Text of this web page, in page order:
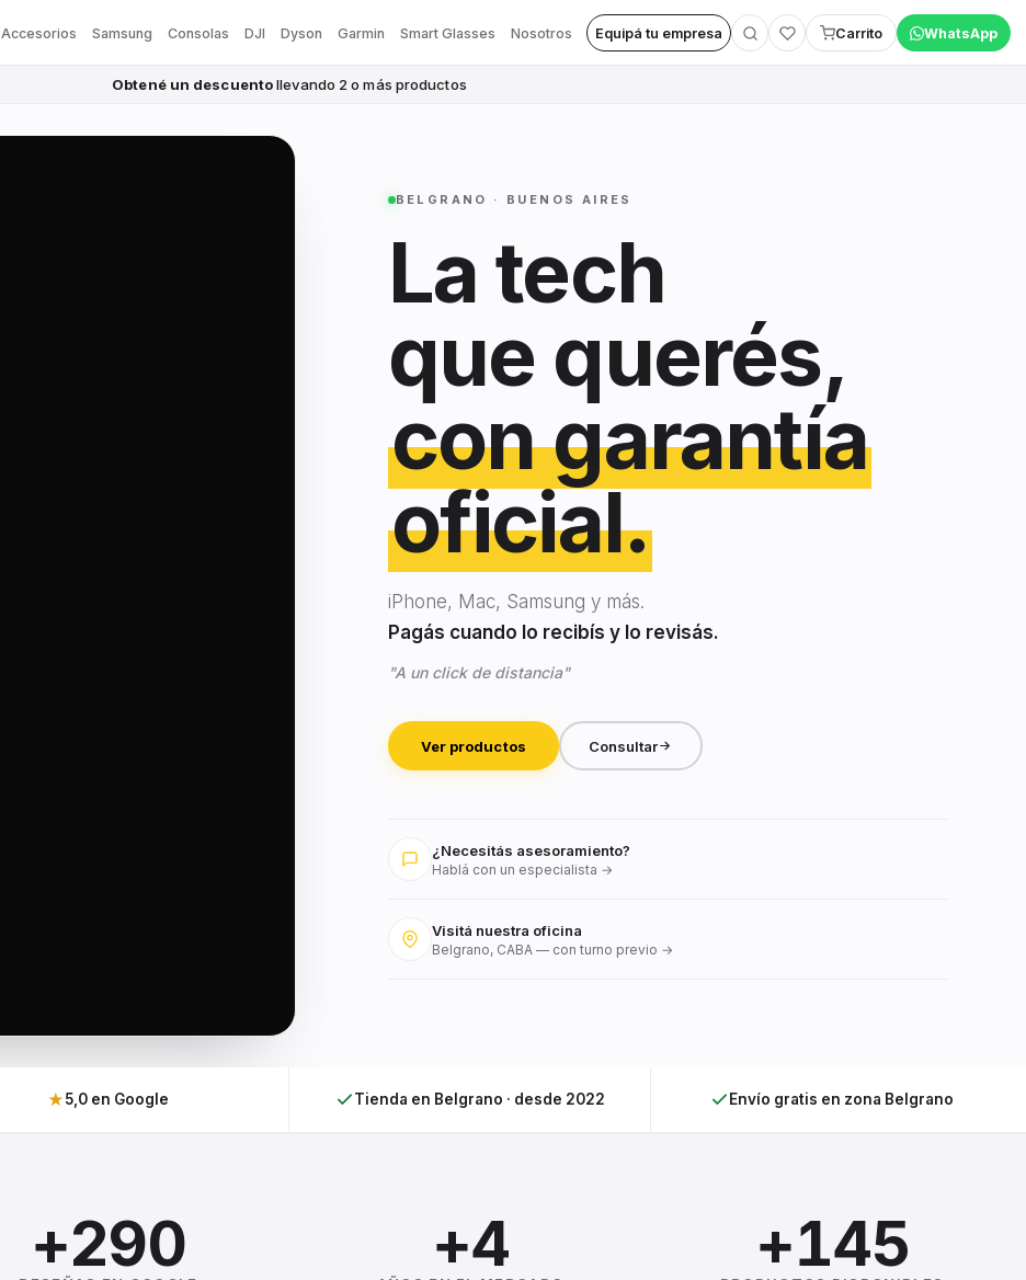
Accesorios Samsung Consolas DJI Dyson Garmin Smart Glasses Nosotros Equipá tu empresa Carrito WhatsApp
Obtené un descuentollevando 2 o más productos
BELGRANO · BUENOS AIRES
La tech
que querés,
con garantía
oficial.
iPhone, Mac, Samsung y más.
Pagás cuando lo recibís y lo revisás.
"A un click de distancia"
Ver productos Consultar
¿Necesitás asesoramiento?
Hablá con un especialista →
Visitá nuestra oficina
Belgrano, CABA — con turno previo →
★5,0 en Google Tienda en Belgrano · desde 2022 Envío gratis en zona Belgrano
+290 +4 +145